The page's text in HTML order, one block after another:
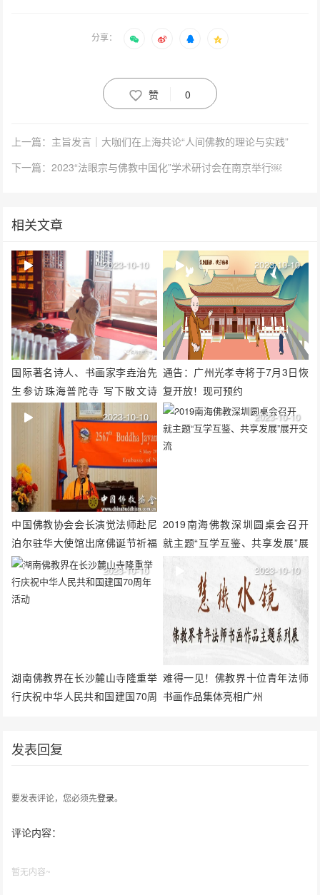
分享：
赞 0
上一篇：主旨发言｜大咖们在上海共论“人间佛教的理论与实践”
下一篇：2023“法眼宗与佛教中国化”学术研讨会在南京举行￼
相关文章
国际著名诗人、书画家李垚治先
生参访珠海普陀寺 写下散文诗
《书 僧》留住法喜
2023-10-10
通告：广州光孝寺将于7月3日恢
复开放！现可预约
2023-10-10
中国佛教协会会长演觉法师赴尼
泊尔驻华大使馆出席佛诞节祈福
活动
2023-10-10
2019南海佛教深圳圆桌会召开
就主题“互学互鉴、共享发展”展
开交流
2023-10-10
湖南佛教界在长沙麓山寺隆重举
行庆祝中华人民共和国建国70周
2023-10-10
难得一见！佛教界十位青年法师
书画作品集体亮相广州
2023-10-10
发表回复
要发表评论，您必须先登录。
评论内容：
暂无内容~